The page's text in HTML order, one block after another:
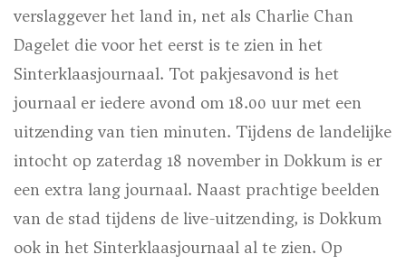
verslaggever het land in, net als Charlie Chan
Dagelet die voor het eerst is te zien in het
Sinterklaasjournaal. Tot pakjesavond is het
journaal er iedere avond om 18.00 uur met een
uitzending van tien minuten. Tijdens de landelijke
intocht op zaterdag 18 november in Dokkum is er
een extra lang journaal. Naast prachtige beelden
van de stad tijdens de live-uitzending, is Dokkum
ook in het Sinterklaasjournaal al te zien. Op